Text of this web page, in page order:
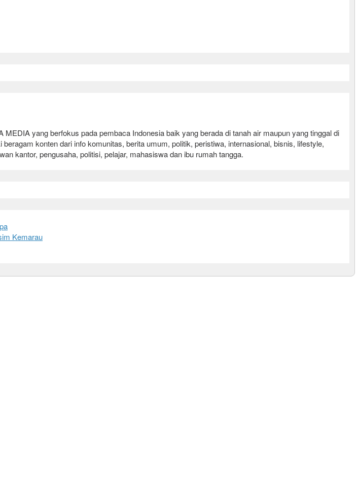
yang berfokus pada pembaca Indonesia baik yang berada di tanah air maupun yang tinggal di
konten dari info komunitas, berita umum, politik, peristiwa, internasional, bisnis, lifestyle,
kantor, pengusaha, politisi, pelajar, mahasiswa dan ibu rumah tangga.
Kemarau